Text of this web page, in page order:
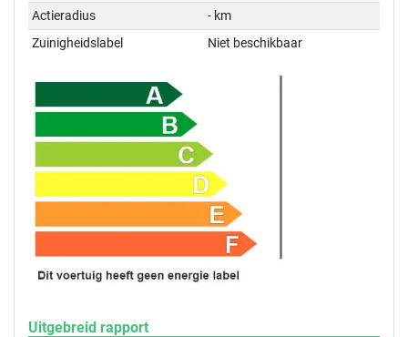
Actieradius
- km
Zuinigheidslabel
Niet beschikbaar
Uitgebreid rapport